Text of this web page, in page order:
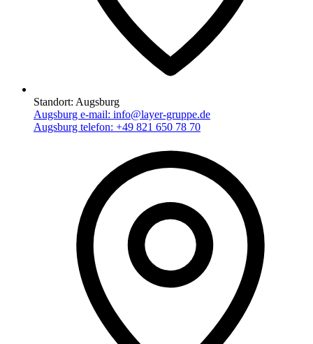
Standort: Augsburg
Augsburg e-mail: info@layer-gruppe.de
Augsburg telefon: +49 821 650 78 70